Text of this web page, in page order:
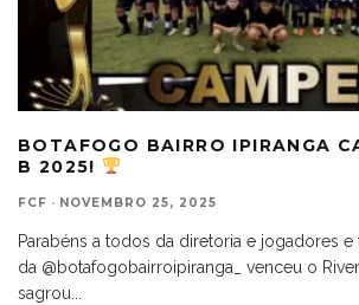
BOTAFOGO BAIRRO IPIRANGA
B 2025!
FCF · NOVEMBRO 25, 2025
Parabéns a todos da diretoria e jogadores
da @botafogobairroipiranga_ venceu o
sagrou